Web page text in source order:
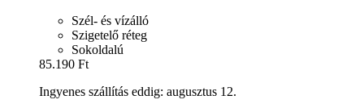
Szél- és vízálló
Szigetelő réteg
Sokoldalú
85.190 Ft
Ingyenes szállítás eddig: augusztus 12.